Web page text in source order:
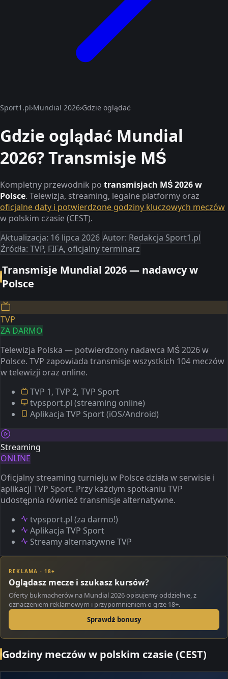
Sport1.pl›Mundial 2026›Gdzie oglądać
Gdzie oglądać Mundial
2026? Transmisje MŚ
Kompletny przewodnik po transmisjach MŚ 2026 w
Polsce. Telewizja, streaming, legalne platformy oraz
oficjalne daty i potwierdzone godziny kluczowych meczów
w polskim czasie (CEST).
Aktualizacja: 16 lipca 2026 Autor: Redakcja Sport1.pl
Źródła: TVP, FIFA, oficjalny terminarz
Transmisje Mundial 2026 — nadawcy w
Polsce
TVP
ZA DARMO
Telewizja Polska — potwierdzony nadawca MŚ 2026 w
Polsce. TVP zapowiada transmisje wszystkich 104 meczów
w telewizji oraz online.
TVP 1, TVP 2, TVP Sport
tvpsport.pl (streaming online)
Aplikacja TVP Sport (iOS/Android)
Streaming
ONLINE
Oficjalny streaming turnieju w Polsce działa w serwisie i
aplikacji TVP Sport. Przy każdym spotkaniu TVP
udostępnia również transmisje alternatywne.
tvpsport.pl (za darmo!)
Aplikacja TVP Sport
Streamy alternatywne TVP
REKLAMA · 18+
Oglądasz mecze i szukasz kursów?
Oferty bukmacherów na Mundial 2026 opisujemy oddzielnie, z
oznaczeniem reklamowym i przypomnieniem o grze 18+.
Sprawdź bonusy
Godziny meczów w polskim czasie (CEST)